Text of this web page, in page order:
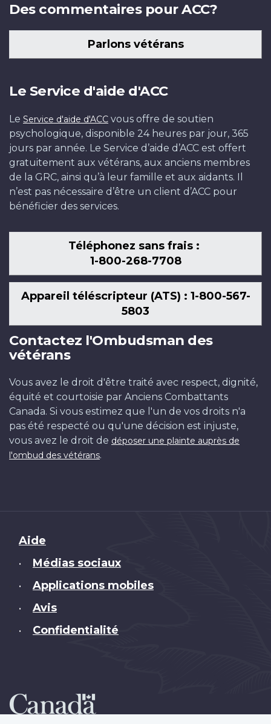
Des commentaires pour ACC?
Parlons vétérans
Le Service d'aide d'ACC
Le Service d'aide d'ACC vous offre de soutien
psychologique, disponible 24 heures par jour, 365
jours par année. Le Service d’aide d’ACC est offert
gratuitement aux vétérans, aux anciens membres
de la GRC, ainsi qu’à leur famille et aux aidants. Il
n’est pas nécessaire d’être un client d’ACC pour
bénéficier des services.
Téléphonez sans frais :
1-800-268-7708
Appareil téléscripteur (ATS) : 1-800-567-
5803
Contactez l'Ombudsman des
vétérans
Vous avez le droit d'être traité avec respect, dignité,
équité et courtoisie par Anciens Combattants
Canada. Si vous estimez que l'un de vos droits n'a
pas été respecté ou qu'une décision est injuste,
vous avez le droit de déposer une plainte auprès de
l'ombud des vétérans.
Brand
Aide
• Médias sociaux
• Applications mobiles
• Avis
• Confidentialité